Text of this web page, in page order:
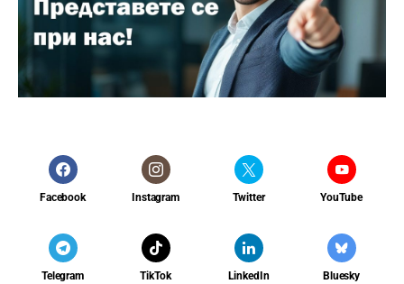
Facebook Instagram Twitter YouTube
Telegram TikTok LinkedIn Bluesky